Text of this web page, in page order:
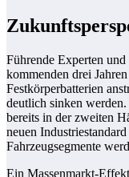
Führende Experten und
kommenden drei
Festkörperbatterien
deutlich sinken werden.
bereits in der zweiten
neuen
Fahrzeugsegmente
Ein Massenmarkt-